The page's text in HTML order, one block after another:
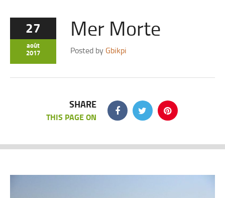
27
août
2017
Mer Morte
Posted by Gbikpi
SHARE
THIS PAGE ON